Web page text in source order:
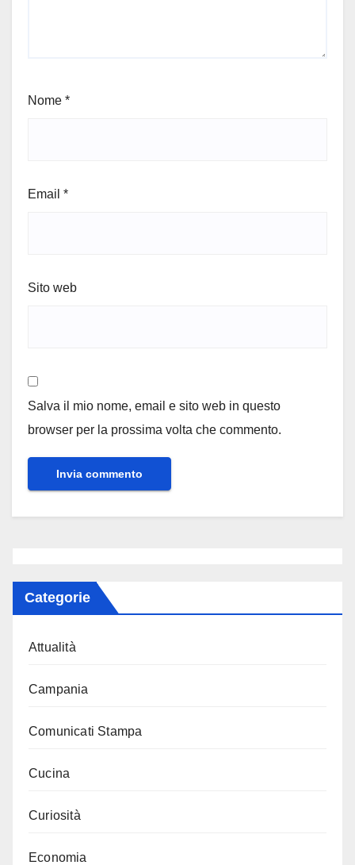
Nome *
Email *
Sito web
Salva il mio nome, email e sito web in questo
browser per la prossima volta che commento.
Categorie
Attualità
Campania
Comunicati Stampa
Cucina
Curiosità
Economia